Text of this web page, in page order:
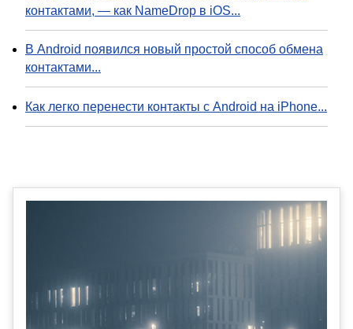
контактами, — как NameDrop в iOS...
В Android появился новый простой способ обмена
контактами...
Как легко перенести контакты с Android на iPhone...